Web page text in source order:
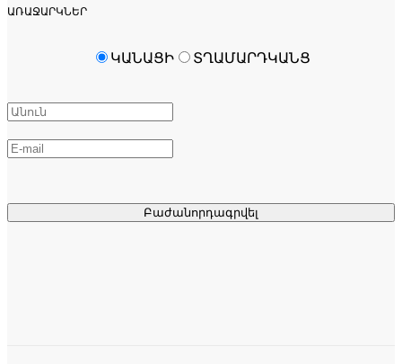
ՌԱՋԱՐԿՆԵՐ
Բաժանորդագրվել
ԿԱՆԱՑԻ ՏՂԱՄԱՐԴԿԱՆՑ